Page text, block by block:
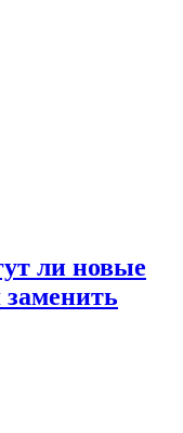
ли новые